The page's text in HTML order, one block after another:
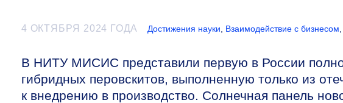
4 ОКТЯБРЯ 2024 ГОДА Достижения науки Взаимодействие с бизнесом
В НИТУ МИСИС представили первую в России
гибридных перовскитов, выполненную только из
к внедрению в производство. Солнечная панель